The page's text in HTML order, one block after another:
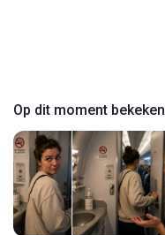
Op dit moment bekeken